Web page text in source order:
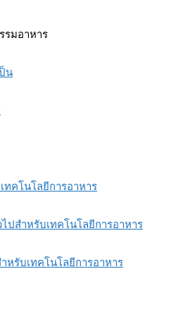
รมอาหาร
น
ทคโนโลยีการอาหาร
ปสำหรับเทคโนโลยีการอาหาร
หรับเทคโนโลยีการอาหาร